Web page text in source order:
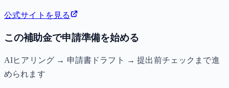
公式サイトを見る
この補助金で申請準備を始める
AIヒアリング → 申請書ドラフト → 提出前チェックまで進
められます